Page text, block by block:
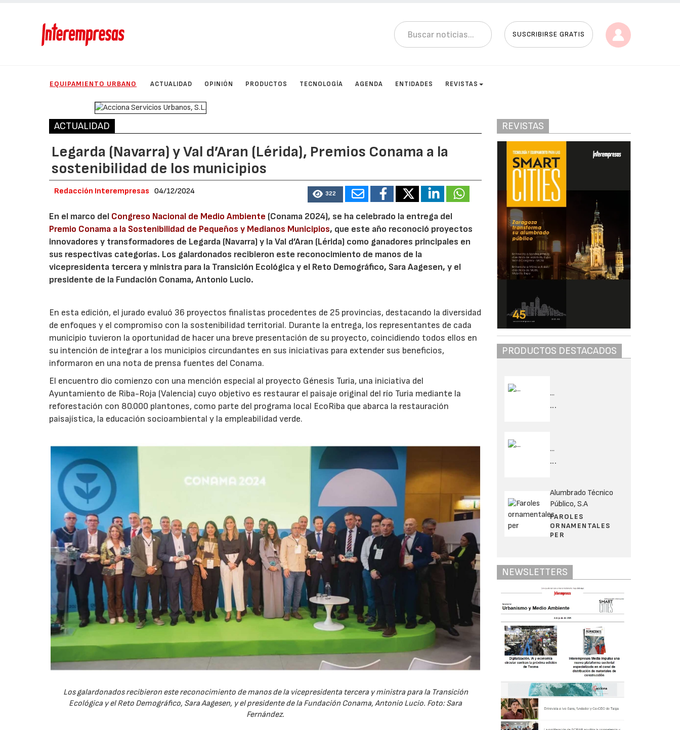
SUSCRIBIRSE GRATIS
EQUIPAMIENTO URBANO ACTUALIDAD OPINIÓN PRODUCTOS TECNOLOGÍA AGENDA ENTIDADES REVISTAS
ACTUALIDAD
Legarda (Navarra) y Val d’Aran (Lérida), Premios Conama a la
sostenibilidad de los municipios
Redacción Interempresas 04/12/2024 322
En el marco del Congreso Nacional de Medio Ambiente (Conama 2024), se ha celebrado la entrega del
Premio Conama a la Sostenibilidad de Pequeños y Medianos Municipios, que este año reconoció proyectos
innovadores y transformadores de Legarda (Navarra) y la Val d’Aran (Lérida) como ganadores principales en
sus respectivas categorías. Los galardonados recibieron este reconocimiento de manos de la
vicepresidenta tercera y ministra para la Transición Ecológica y el Reto Demográfico, Sara Aagesen, y el
presidente de la Fundación Conama, Antonio Lucio.
En esta edición, el jurado evaluó 36 proyectos finalistas procedentes de 25 provincias, destacando la diversidad
de enfoques y el compromiso con la sostenibilidad territorial. Durante la entrega, los representantes de cada
municipio tuvieron la oportunidad de hacer una breve presentación de su proyecto, coincidiendo todos ellos en
su intención de integrar a los municipios circundantes en sus iniciativas para extender sus beneficios,
informaron en una nota de prensa fuentes del Conama.
El encuentro dio comienzo con una mención especial al proyecto Génesis Turia, una iniciativa del
Ayuntamiento de Riba-Roja (Valencia) cuyo objetivo es restaurar el paisaje original del río Turia mediante la
reforestación con 80.000 plantones, como parte del programa local EcoRiba que abarca la restauración
paisajística, la educación socioambiental y la empleabilidad verde.
Los galardonados recibieron este reconocimiento de manos de la vicepresidenta tercera y ministra para la Transición
Ecológica y el Reto Demográfico, Sara Aagesen, y el presidente de la Fundación Conama, Antonio Lucio. Foto: Sara
Fernández.
REVISTAS
PRODUCTOS DESTACADOS
...
...
...
...
Alumbrado Técnico
Público, S.A
FAROLES
ORNAMENTALES
PER
NEWSLETTERS
04/06/2026